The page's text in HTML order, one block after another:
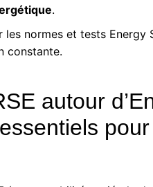
.
les normes et tests
constante.
autour